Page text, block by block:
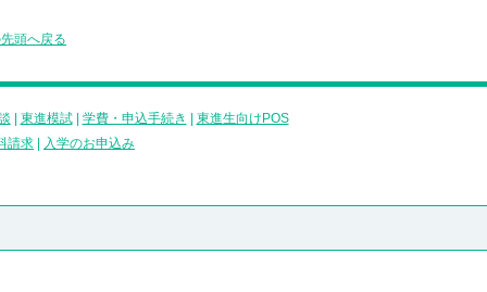
頭へ戻る
東進模試| 学費・申込手続き
東進生向けPOS
請求
入学のお申込み